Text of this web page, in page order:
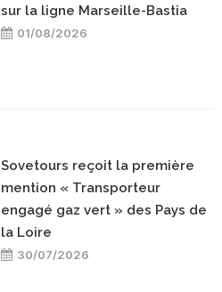
sur la ligne Marseille-Bastia
01/08/2026
Sovetours reçoit la première
mention « Transporteur
engagé gaz vert » des Pays de
la Loire
30/07/2026